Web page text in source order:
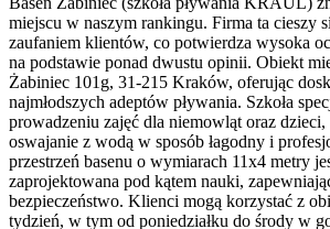
miejscu w naszym rankingu. Firma ta cieszy
zaufaniem klientów, co potwierdza wysoka
na podstawie ponad dwustu opinii. Obiekt
Żabiniec 101g, 31-215 Kraków, oferując
najmłodszych adeptów pływania. Szkoła
prowadzeniu zajęć dla niemowląt oraz dzieci,
oswajanie z wodą w sposób łagodny i
przestrzeń basenu o wymiarach 11x4 metry
zaprojektowana pod kątem nauki,
bezpieczeństwo. Klienci mogą korzystać z
tydzień, w tym od poniedziałku do środy w